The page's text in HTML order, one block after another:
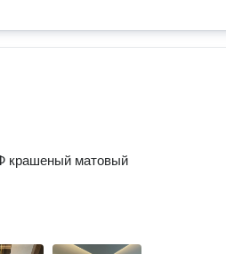
крашеный матовый